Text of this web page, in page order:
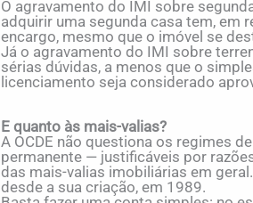
O agravamento do IMI sobre
adquirir uma segunda casa tem, em
encargo, mesmo que o imóvel se
Já o agravamento do IMI sobre
sérias dúvidas, a menos que o
licenciamento seja considerado
E quanto às mais-valias?
A OCDE não questiona os regimes
permanente — justificáveis por
das mais-valias imobiliárias em
desde a sua criação, em 1989.